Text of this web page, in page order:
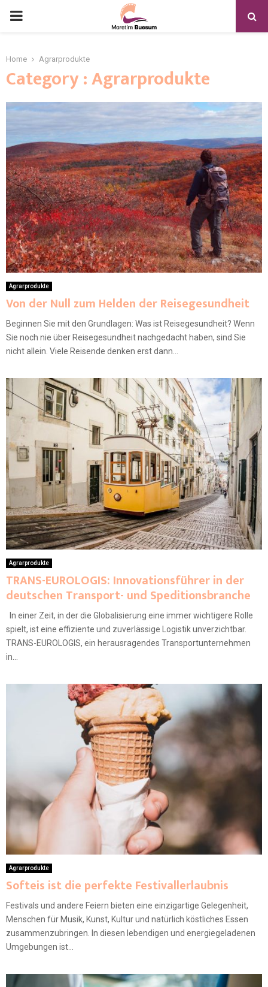
Home Agrarprodukte
Category : Agrarprodukte
Agrarprodukte
Von der Null zum Helden der Reisegesundheit
Beginnen Sie mit den Grundlagen: Was ist Reisegesundheit? Wenn
Sie noch nie über Reisegesundheit nachgedacht haben, sind Sie
nicht allein. Viele Reisende denken erst dann...
Agrarprodukte
TRANS-EUROLOGIS: Innovationsführer in der
deutschen Transport- und Speditionsbranche
In einer Zeit, in der die Globalisierung eine immer wichtigere Rolle
spielt, ist eine effiziente und zuverlässige Logistik unverzichtbar.
TRANS-EUROLOGIS, ein herausragendes Transportunternehmen
in...
Agrarprodukte
Softeis ist die perfekte Festivallerlaubnis
Festivals und andere Feiern bieten eine einzigartige Gelegenheit,
Menschen für Musik, Kunst, Kultur und natürlich köstliches Essen
zusammenzubringen. In diesen lebendigen und energiegeladenen
Umgebungen ist...